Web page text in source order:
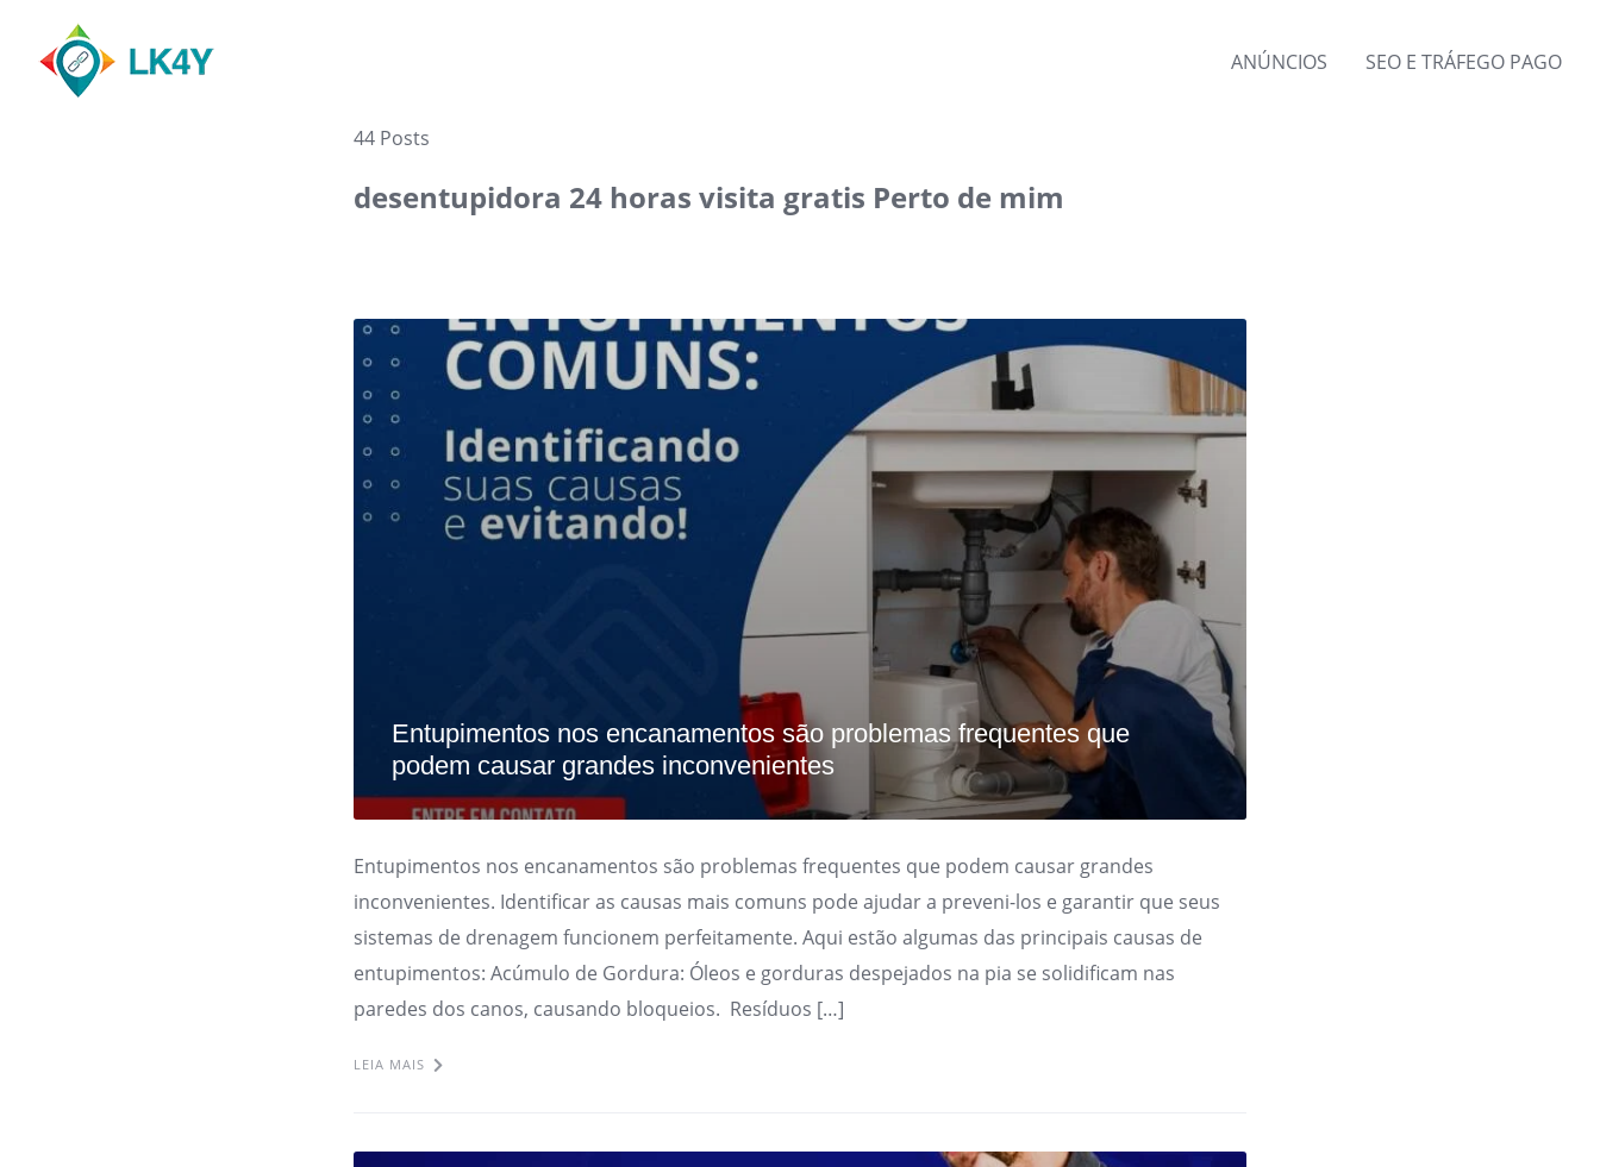
content
ANÚNCIOS SEO E TRÁFEGO PAGO
44 Posts
desentupidora 24 horas visita gratis Perto de mim
Entupimentos nos encanamentos são problemas frequentes que
podem causar grandes inconvenientes
Entupimentos nos encanamentos são problemas frequentes que podem causar grandes
inconvenientes. Identificar as causas mais comuns pode ajudar a preveni-los e garantir que seus
sistemas de drenagem funcionem perfeitamente. Aqui estão algumas das principais causas de
entupimentos: Acúmulo de Gordura: Óleos e gorduras despejados na pia se solidificam nas
paredes dos canos, causando bloqueios. Resíduos […]
LEIA MAIS